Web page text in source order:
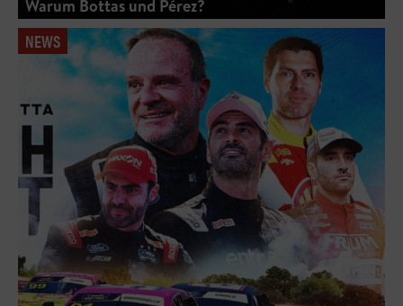
Warum Bottas und Pérez?
NEWS